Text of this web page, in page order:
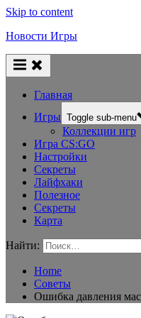
Skip to content
Новости Игры
Главная
Игры Toggle sub-menu
Коллекции игр
Игра CS:GO
Настройки
Секреты
Лайфхаки
Полезное
Секреты
Карта
Найти:
Home
Советы
Ошибка давления